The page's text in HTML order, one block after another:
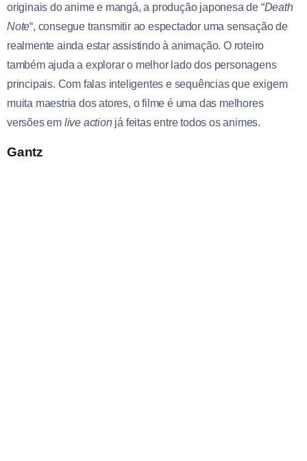
originais do anime e mangá, a produção japonesa de “Death
Note“, consegue transmitir ao espectador uma sensação de
realmente ainda estar assistindo à animação. O roteiro
também ajuda a explorar o melhor lado dos personagens
principais. Com falas inteligentes e sequências que exigem
muita maestria dos atores, o filme é uma das melhores
versões em live actionjá feitas entre todos os animes.
Gantz